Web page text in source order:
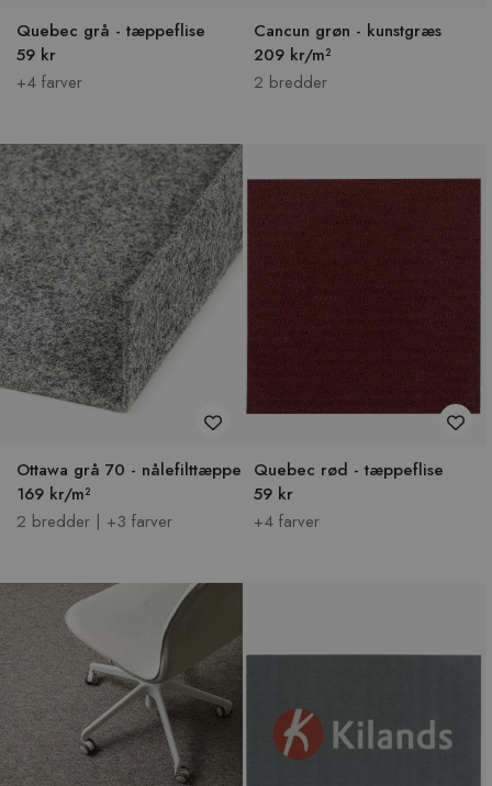
Quebec grå - tæppeflise
59 kr
+4 farver
Cancun grøn - kunstgræs
209 kr/m²
2 bredder
Ottawa grå 70 - nålefilttæppe
169 kr/m²
2 bredder | +3 farver
Quebec rød - tæppeflise
59 kr
+4 farver